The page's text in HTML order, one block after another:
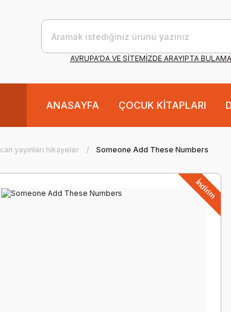
AVRUPA'DA VE SİTEMİZDE ARAYIPTA
ANASAYFA ÇOCUK KİTAPLARI
can yayınları hikayeler Someone Add These Numbers
İndirim